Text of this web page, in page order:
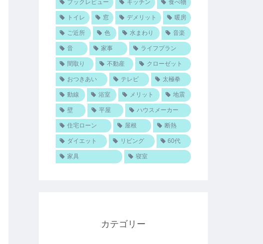
ブックレビュー キッチン 食べ物
トイレ 窓 デメリット 暖房
ご近所 色 水まわり 音楽
音 家事 ライフプラン
間取り 不動産 クローゼット
おつきあい テレビ 太極拳
動線 浴室 メリット 地震
壁 平屋 ハウスメーカー
住宅ローン 屋根 断熱
ダイエット リビング 60代
家具 寝室
カテゴリー